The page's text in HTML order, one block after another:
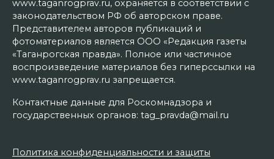
www.taganrogprav.ru, охраняется в соответствии с
законодательством РФ об авторском праве.
Представителем авторов публикаций и
фотоматериалов является ООО «Редакция газеты
«Таганрогская правда». Полное или частичное
воспроизведение материалов без гиперссылки на
www.taganrogprav.ru запрещается.
Контактные данные для Роскомнадзора и
государственных органов: tag_pravda@mail.ru
Политика конфиденциальности и защиты